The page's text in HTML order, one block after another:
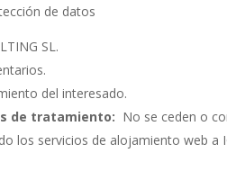
de datos
SL.
del interesado.
de tratamiento: No se ceden o
los servicios de alojamiento web a